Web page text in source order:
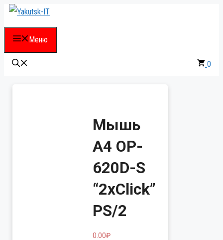
Меню
0
Мышь
A4 OP-
620D-S
“2xClick”
PS/2
0.00₽